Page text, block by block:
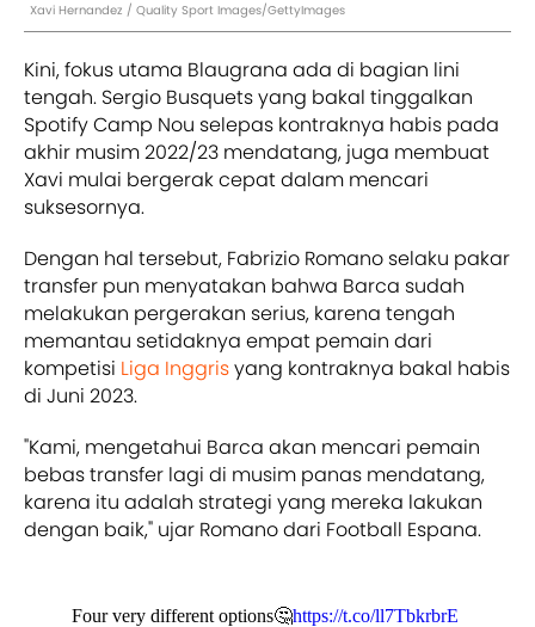
Xavi Hernandez / Quality Sport Images/GettyImages
Kini, fokus utama Blaugrana ada di bagian lini
tengah. Sergio Busquets yang bakal tinggalkan
Spotify Camp Nou selepas kontraknya habis pada
akhir musim 2022/23 mendatang, juga membuat
Xavi mulai bergerak cepat dalam mencari
suksesornya.
Dengan hal tersebut, Fabrizio Romano selaku pakar
transfer pun menyatakan bahwa Barca sudah
melakukan pergerakan serius, karena tengah
memantau setidaknya empat pemain dari
kompetisi Liga Inggrisyang kontraknya bakal habis
di Juni 2023.
"Kami, mengetahui Barca akan mencari pemain
bebas transfer lagi di musim panas mendatang,
karena itu adalah strategi yang mereka lakukan
dengan baik," ujar Romano dari Football Espana.
Four very different options🤔https://t.co/ll7TbkrbrE